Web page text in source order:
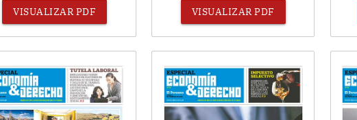
VISUALIZAR PDF VISUALIZAR PDF